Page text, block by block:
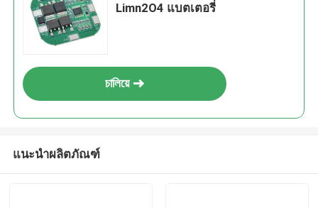
Limn2O4 แบตเตอรี่
চালিয়ে
แนะนำผลิตภัณฑ์